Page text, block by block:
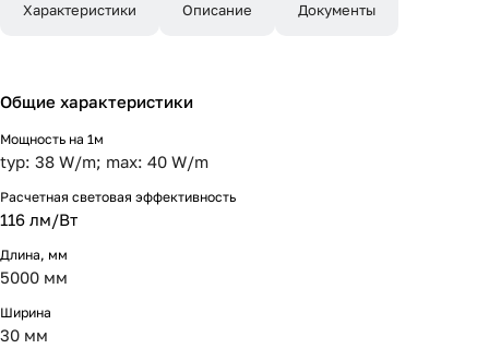
за 1 м.Характеристики Описание Документы
Общие характеристики
Мощность на 1м
typ: 38 W/m; max: 40 W/m
Расчетная световая эффективность
116 лм/Вт
Длина, мм
5000 мм
Ширина
30 мм